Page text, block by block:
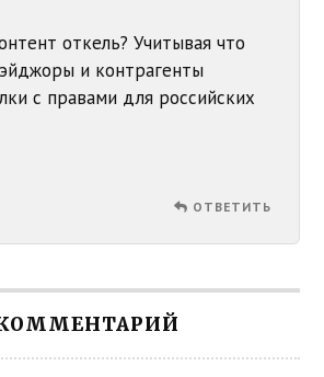
откель? Учитывая что
и контрагенты
с правами для российских
ОТВЕТИТЬ